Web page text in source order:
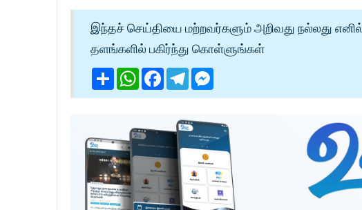
இந்தச் செய்தியை மற்றவர்களும் அறிவது நல்லது
தளங்களில் பகிர்ந்து கொள்ளுங்கள்
ShareWhatsApp
Facebook
Telegram